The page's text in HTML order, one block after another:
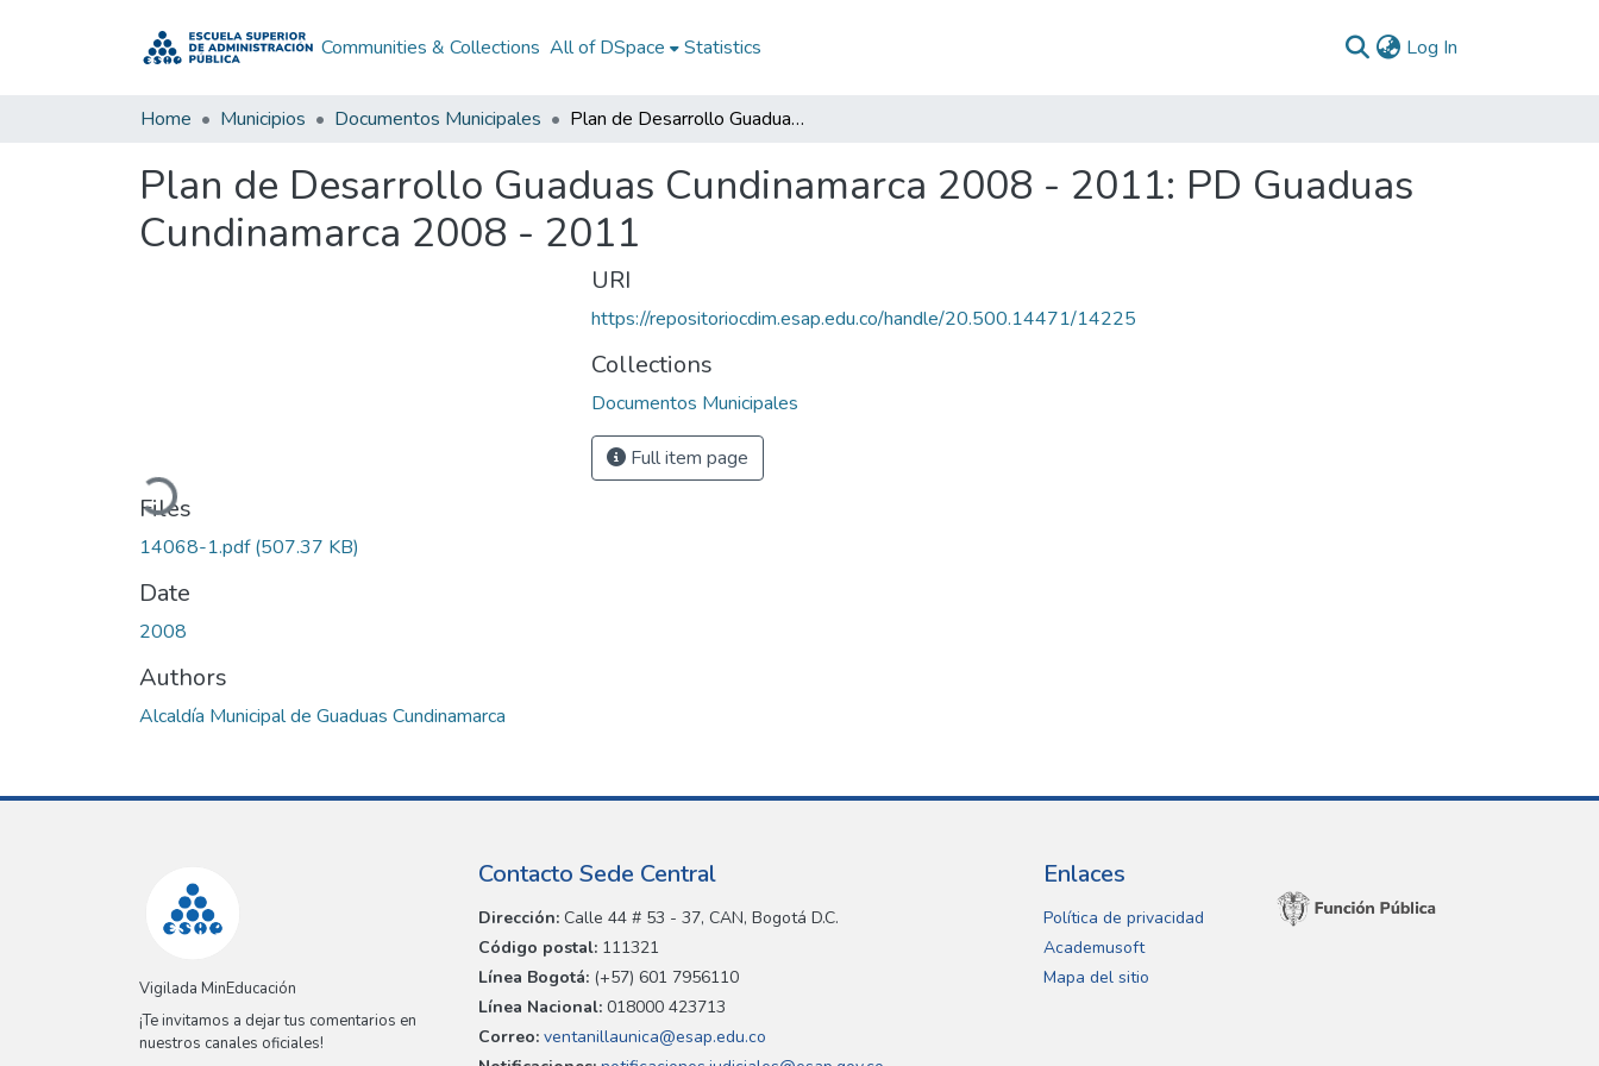
Communities & Collections All of DSpace Statistics Log In
Home Municipios Documentos Municipales Plan de Desarrollo Guaduas Cundinamarca 2008 - 2011: PD Guaduas Cundinamarca 2008 - 2011
Plan de Desarrollo Guaduas Cundinamarca 2008 - 2011: PD Guaduas
Cundinamarca 2008 - 2011
Loading...
Files
14068-1.pdf(507.37 KB)
Date
2008
Authors
Alcaldía Municipal de Guaduas Cundinamarca
URI
https://repositoriocdim.esap.edu.co/handle/20.500.14471/14225
Collections
Documentos Municipales
Full item page
Vigilada MinEducación
¡Te invitamos a dejar tus comentarios en
nuestros canales oficiales!
Contacto Sede Central
Dirección: Calle 44 # 53 - 37, CAN, Bogotá D.C.
Código postal: 111321
Línea Bogotá: (+57) 601 7956110
Línea Nacional: 018000 423713
Correo: ventanillaunica@esap.edu.co
Enlaces
Política de privacidad
Academusoft
Mapa del sitio